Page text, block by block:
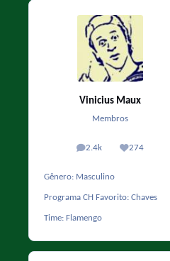
Vinicius Maux
Membros
2.4k
posts 274
Reputação
Gênero: Masculino
Programa CH Favorito: Chaves
Time: Flamengo